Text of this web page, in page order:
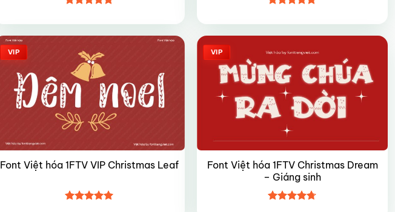
hạng55
hạng4.85
VIP
Font Việt hóa 1FTV VIP Christmas Leaf
VIP
Font Việt hóa 1FTV Christmas Dream
– Giáng sinh